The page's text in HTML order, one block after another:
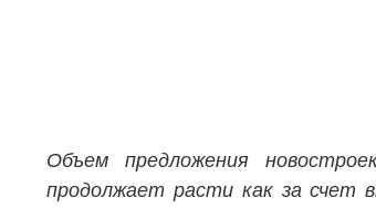
Объем предложения
продолжает расти как за счет